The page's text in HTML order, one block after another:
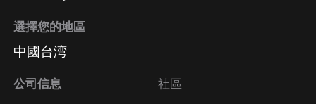
選擇您的地區
中國台湾
公司信息 社區